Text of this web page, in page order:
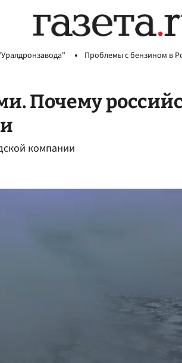
Проблемы с бензином в
Почему
компании